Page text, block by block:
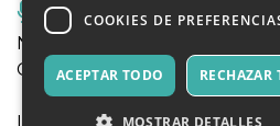
Música, Eventos en
NATALE 2025 - Si
Castello di Babbo Natale a
COOKIES DE
ACEPTAR TODO RECHAZAR
MOSTRAR DETALLES